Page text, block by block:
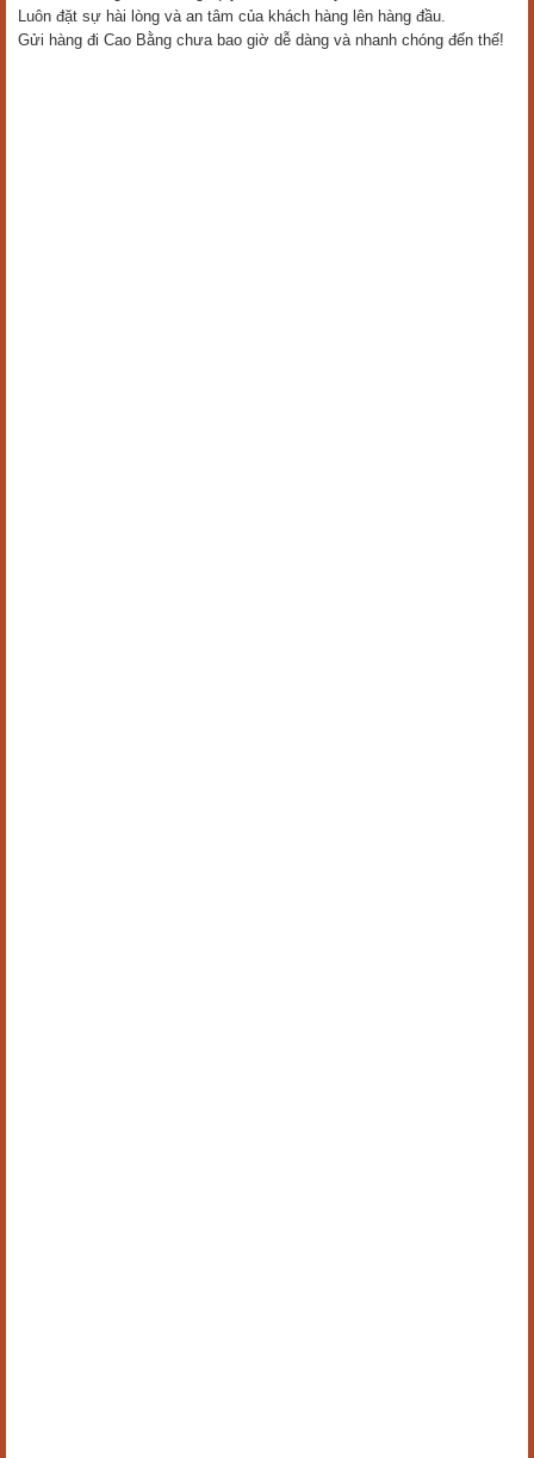
Luôn đặt sự hài lòng và an tâm của khách hàng lên hàng đầu.
Gửi hàng đi Cao Bằng chưa bao giờ dễ dàng và nhanh chóng đến thế!